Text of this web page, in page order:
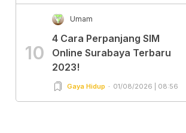
10
Umam
4 Cara Perpanjang SIM
Online Surabaya Terbaru
2023!
Gaya Hidup 01/08/2026 | 08:56